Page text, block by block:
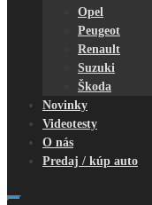
Opel
Peugeot
Renault
Suzuki
Škoda
Novinky
Videotesty
O nás
Predaj / kúp auto